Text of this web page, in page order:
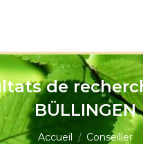
de
BÜLLINGEN
Vous êtes ici :
Accueil Conseiller